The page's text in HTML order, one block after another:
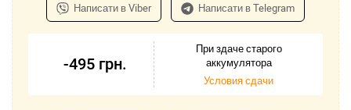
Написати в Viber Написати в Telegram
-495 грн.
При здаче старого
аккумулятора
Условия сдачи